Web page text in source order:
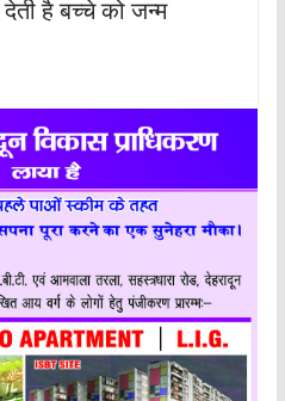
देती है बच्चे को जन्म